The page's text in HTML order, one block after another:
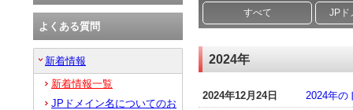
すべて JPド
2024年
2024年12月24日
2024年の
よくある質問
新着情報
新着情報一覧
JPドメイン名についてのお